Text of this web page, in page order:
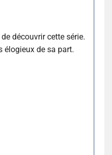
découvrir cette série.
élogieux de sa part.